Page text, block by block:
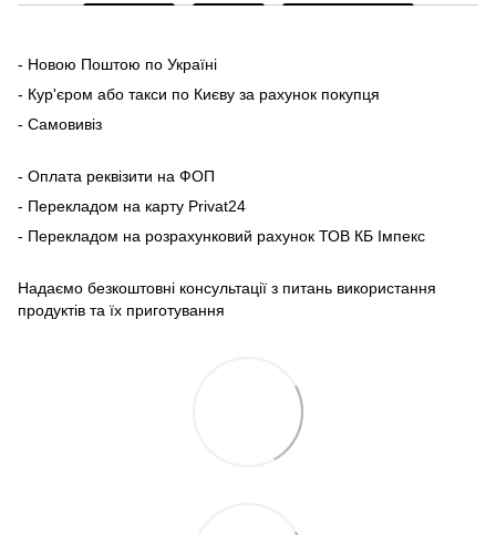
- Новою Поштою по Україні
- Кур'єром або такси по Києву за рахунок покупця
- Самовивіз
- Оплата реквізити на ФОП
- Перекладом на карту Рrivat24
- Перекладом на розрахунковий рахунок ТОВ КБ Імпекс
Надаємо безкоштовні консультації з питань використання
продуктів та їх приготування